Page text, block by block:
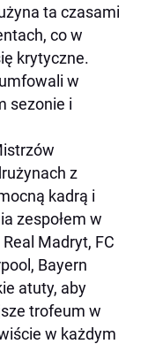
ta czasami
co w
krytyczne.
w
sezonie i
z
kadrą i
zespołem w
Madryt, FC
Bayern
atuty, aby
trofeum w
w każdym